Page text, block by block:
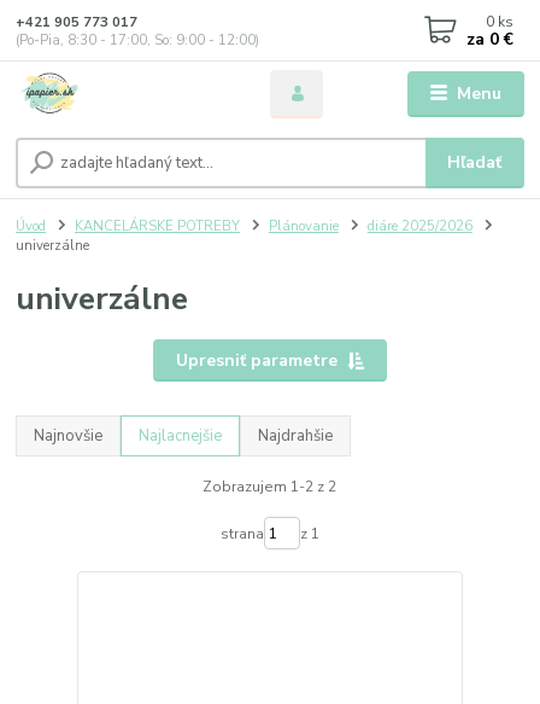
Menu
Hľadať
+421 905 773 017
(Po-Pia, 8:30 - 17:00, So: 9:00 - 12:00)
0 ks
za 0 €
Úvod KANCELÁRSKE POTREBY Plánovanie
diáre 2025/2026
univerzálne
univerzálne
Upresniť parametre
Najnovšie Najlacnejšie Najdrahšie
Zobrazujem 1-2 z 2
strana z 1